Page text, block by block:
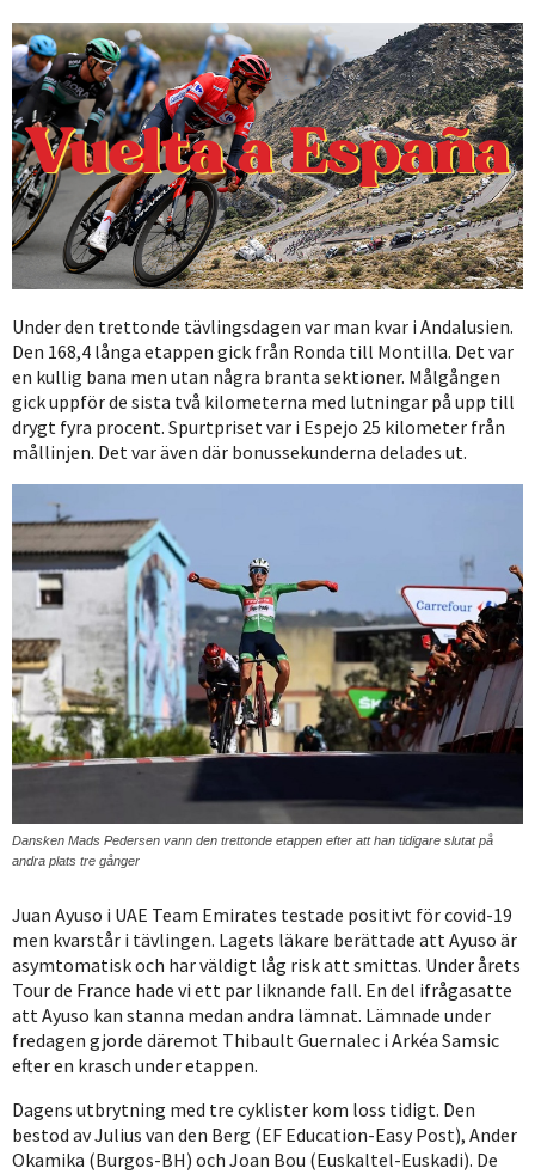
Under den trettonde tävlingsdagen var man kvar i Andalusien.
Den 168,4 långa etappen gick från Ronda till Montilla. Det var
en kullig bana men utan några branta sektioner. Målgången
gick uppför de sista två kilometerna med lutningar på upp till
drygt fyra procent. Spurtpriset var i Espejo 25 kilometer från
mållinjen. Det var även där bonussekunderna delades ut.
Dansken Mads Pedersen vann den trettonde etappen efter att han tidigare slutat på
andra plats tre gånger
Juan Ayuso i UAE Team Emirates testade positivt för covid-19
men kvarstår i tävlingen. Lagets läkare berättade att Ayuso är
asymtomatisk och har väldigt låg risk att smittas. Under årets
Tour de France hade vi ett par liknande fall. En del ifrågasatte
att Ayuso kan stanna medan andra lämnat. Lämnade under
fredagen gjorde däremot Thibault Guernalec i Arkéa Samsic
efter en krasch under etappen.
Dagens utbrytning med tre cyklister kom loss tidigt. Den
bestod av Julius van den Berg (EF Education-Easy Post), Ander
Okamika (Burgos-BH) och Joan Bou (Euskaltel-Euskadi). De